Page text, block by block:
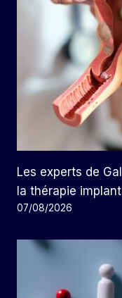
Les experts de
la thérapie
07/08/2026